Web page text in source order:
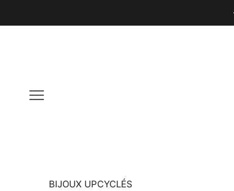
Ouvrir la navigation
BIJOUX UPCYCLÉS